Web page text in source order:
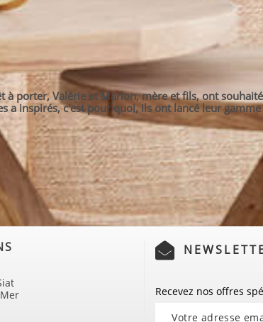
porter, Valérie et Marlon, mère et fils, ont
inspirés, c'est pour quoi, ils ont lancé leur
Recevez nos offres